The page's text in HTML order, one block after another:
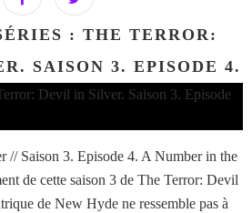
: THE TERROR:
SAISON 3. EPISODE 4.
// Saison 3. Episode 4. A Number in the
de cette saison 3 de The Terror: Devil
de New Hyde ne ressemble pas à